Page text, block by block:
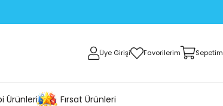
Üye Girişi Favorilerim Sepetim
Ürünleri Fırsat Ürünleri